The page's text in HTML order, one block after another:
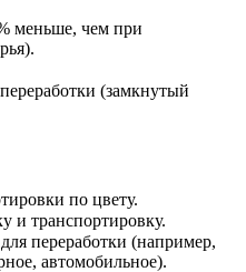
меньше, чем при
(замкнутый
по цвету.
и транспортировку.
переработки (например,
автомобильное).